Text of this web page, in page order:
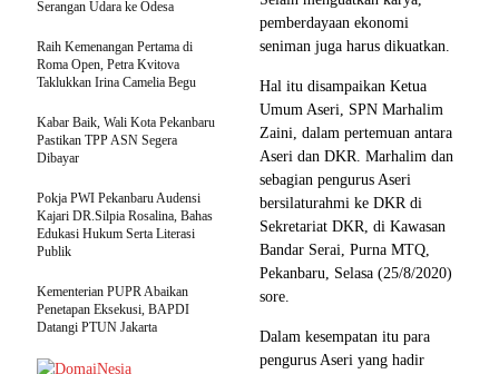
pemberdayaan ekonomi
seniman juga harus dikuatkan.
Hal itu disampaikan Ketua
Umum Aseri, SPN Marhalim
Zaini, dalam pertemuan antara
Aseri dan DKR. Marhalim dan
sebagian pengurus Aseri
bersilaturahmi ke DKR di
Sekretariat DKR, di Kawasan
Bandar Serai, Purna MTQ,
Pekanbaru, Selasa (25/8/2020)
sore.
Dalam kesempatan itu para
pengurus Aseri yang hadir
Serangan Udara ke Odesa
Raih Kemenangan Pertama di
Roma Open, Petra Kvitova
Taklukkan Irina Camelia Begu
Kabar Baik, Wali Kota Pekanbaru
Pastikan TPP ASN Segera
Dibayar
Pokja PWI Pekanbaru Audensi
Kajari DR.Silpia Rosalina, Bahas
Edukasi Hukum Serta Literasi
Publik
Kementerian PUPR Abaikan
Penetapan Eksekusi, BAPDI
Datangi PTUN Jakarta